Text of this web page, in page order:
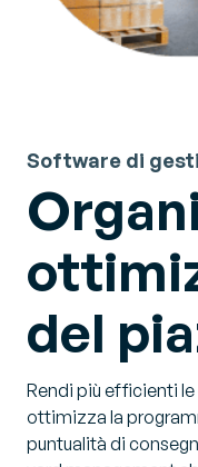
Software di
del
Rendi più efficienti
ottimizza la
puntualità di